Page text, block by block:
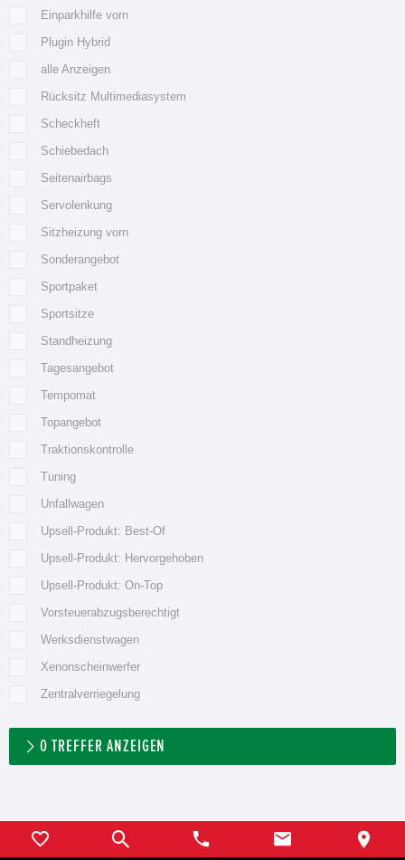
Einparkhilfe vorn
Plugin Hybrid
alle Anzeigen
Rücksitz Multimediasystem
Scheckheft
Schiebedach
Seitenairbags
Servolenkung
Sitzheizung vorn
Sonderangebot
Sportpaket
Sportsitze
Standheizung
Tagesangebot
Tempomat
Topangebot
Traktionskontrolle
Tuning
Unfallwagen
Upsell-Produkt: Best-Of
Upsell-Produkt: Hervorgehoben
Upsell-Produkt: On-Top
Vorsteuerabzugsberechtigt
Werksdienstwagen
Xenonscheinwerfer
Zentralverriegelung
0 TREFFER ANZEIGEN